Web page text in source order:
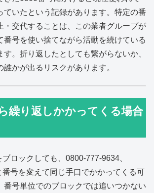
ていたという記録があります。特定の番
・交代することは、この業者グループが
番号を使い捨てながら活動を続けている
す。折り返したとしても繋がらないか、
誰かが出るリスクがあります。
繰り返しかかってくる場合
ロックしても、0800-777-9634、
号を変えて同じ手口でかかってくる可
番号単位でのブロックでは追いつかない